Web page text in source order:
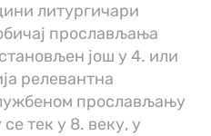
литургичари
прослављања
још у 4. или
релевантна
прослављању
тек у 8. веку, у